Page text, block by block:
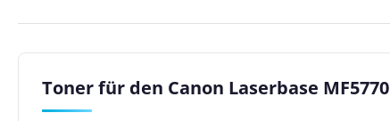
Toner für den Canon Laserbase MF5770